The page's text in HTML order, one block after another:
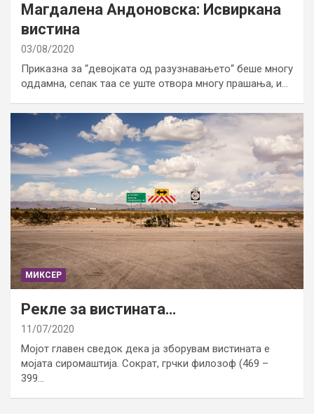
Магдалена Андоновска: Исвиркана
вистина
03/08/2020
Приказна за “девојката од разузнавањето“ беше многу
оддамна, сепак таа се уште отвора многу прашања, и…
МИКСЕР
Рекле за вистината…
11/07/2020
Мојот главен сведок дека ја зборувам вистината е
мојата сиромаштија. Сократ, грчки филозоф (469 –
399…